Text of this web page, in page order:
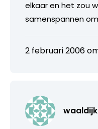
elkaar en het zou
samenspannen
2 februari 2006
waaldijk